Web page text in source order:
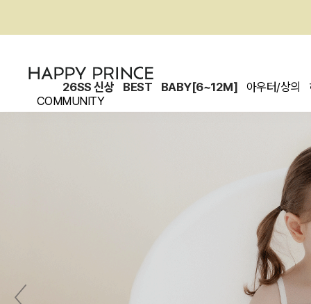
26SS 신상 BEST BABY[6~12M] 아우터/상의
COMMUNITY